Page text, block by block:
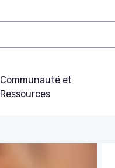
Communauté et
Ressources